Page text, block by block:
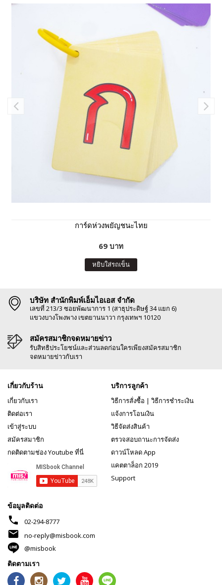
การ์ดห่วงพยัญชนะไทย
69 บาท
หยิบใส่รถเข็น
บริษัท สำนักพิมพ์เอ็มไอเอส จำกัด
เลขที่ 213/3 ซอยพัฒนาการ 1 (สาธุประดิษฐ์ 34 แยก 6)
แขวงบางโพงพาง เขตยานนาวา กรุงเทพฯ 10120
สมัครสมาชิกจดหมายข่าว
รับสิทธิประโยชน์และส่วนลดก่อนใครเพียงสมัครสมาชิก
จดหมายข่าวกับเรา
เกี่ยวกับร้าน
เกี่ยวกับเรา
ติดต่อเรา
เข้าสู่ระบบ
สมัครสมาชิก
กดติดตามช่อง Youtube ที่นี่
บริการลูกค้า
วิธีการสั่งซื้อ | วิธีการชำระเงิน
แจ้งการโอนเงิน
วิธีจัดส่งสินค้า
ตรวจสอบถานะการจัดส่ง
ดาวน์โหลด App
แคตตาล็อก 2019
Support
ข้อมูลติดต่อ
phone 02-294-8777
mail
no-reply@misbook.com
@misbook
ติดตามเรา